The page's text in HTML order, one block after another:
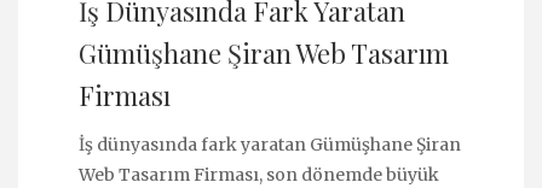
İş Dünyasında Fark Yaratan
Gümüşhane Şiran Web Tasarım
Firması
İş dünyasında fark yaratan Gümüşhane Şiran
Web Tasarım Firması, son dönemde büyük